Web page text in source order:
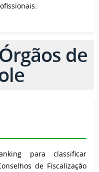
de
para classificar
de Fiscalização